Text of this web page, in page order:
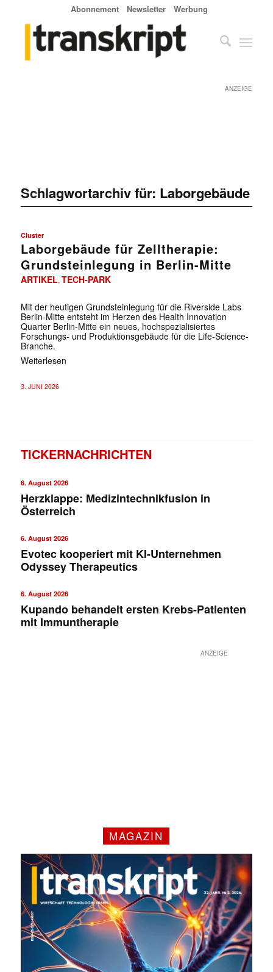
Abonnement Newsletter Werbung
ANZEIGE
Schlagwortarchiv für: Laborgebäude
Cluster
Laborgebäude für Zelltherapie:
Grundsteinlegung in Berlin-Mitte
ARTIKEL TECH-PARK
Mit der heutigen Grundsteinlegung für die Riverside Labs
Berlin-Mitte entsteht im Herzen des Health Innovation
Quarter Berlin-Mitte ein neues, hochspezialisiertes
Forschungs- und Produktionsgebäude für die Life-Science-
Branche.
Weiterlesen
3. JUNI 2026
TICKERNACHRICHTEN
6. August 2026
Herzklappe: Medizintechnikfusion in
Österreich
6. August 2026
Evotec kooperiert mit KI-Unternehmen
Odyssey Therapeutics
6. August 2026
Kupando behandelt ersten Krebs-Patienten
mit Immuntherapie
ANZEIGE
MAGAZIN